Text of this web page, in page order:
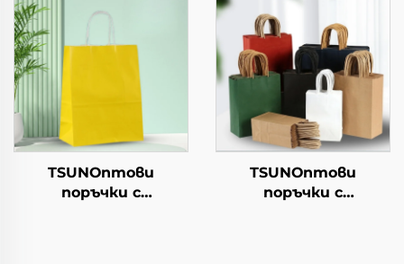
хляб, сладоледи,
шоколад, бургери - за
кейтеринг и
година/Коледа с
екранна печат
TSUNОптови
поръчки с
TSUNОптови
поръчки с